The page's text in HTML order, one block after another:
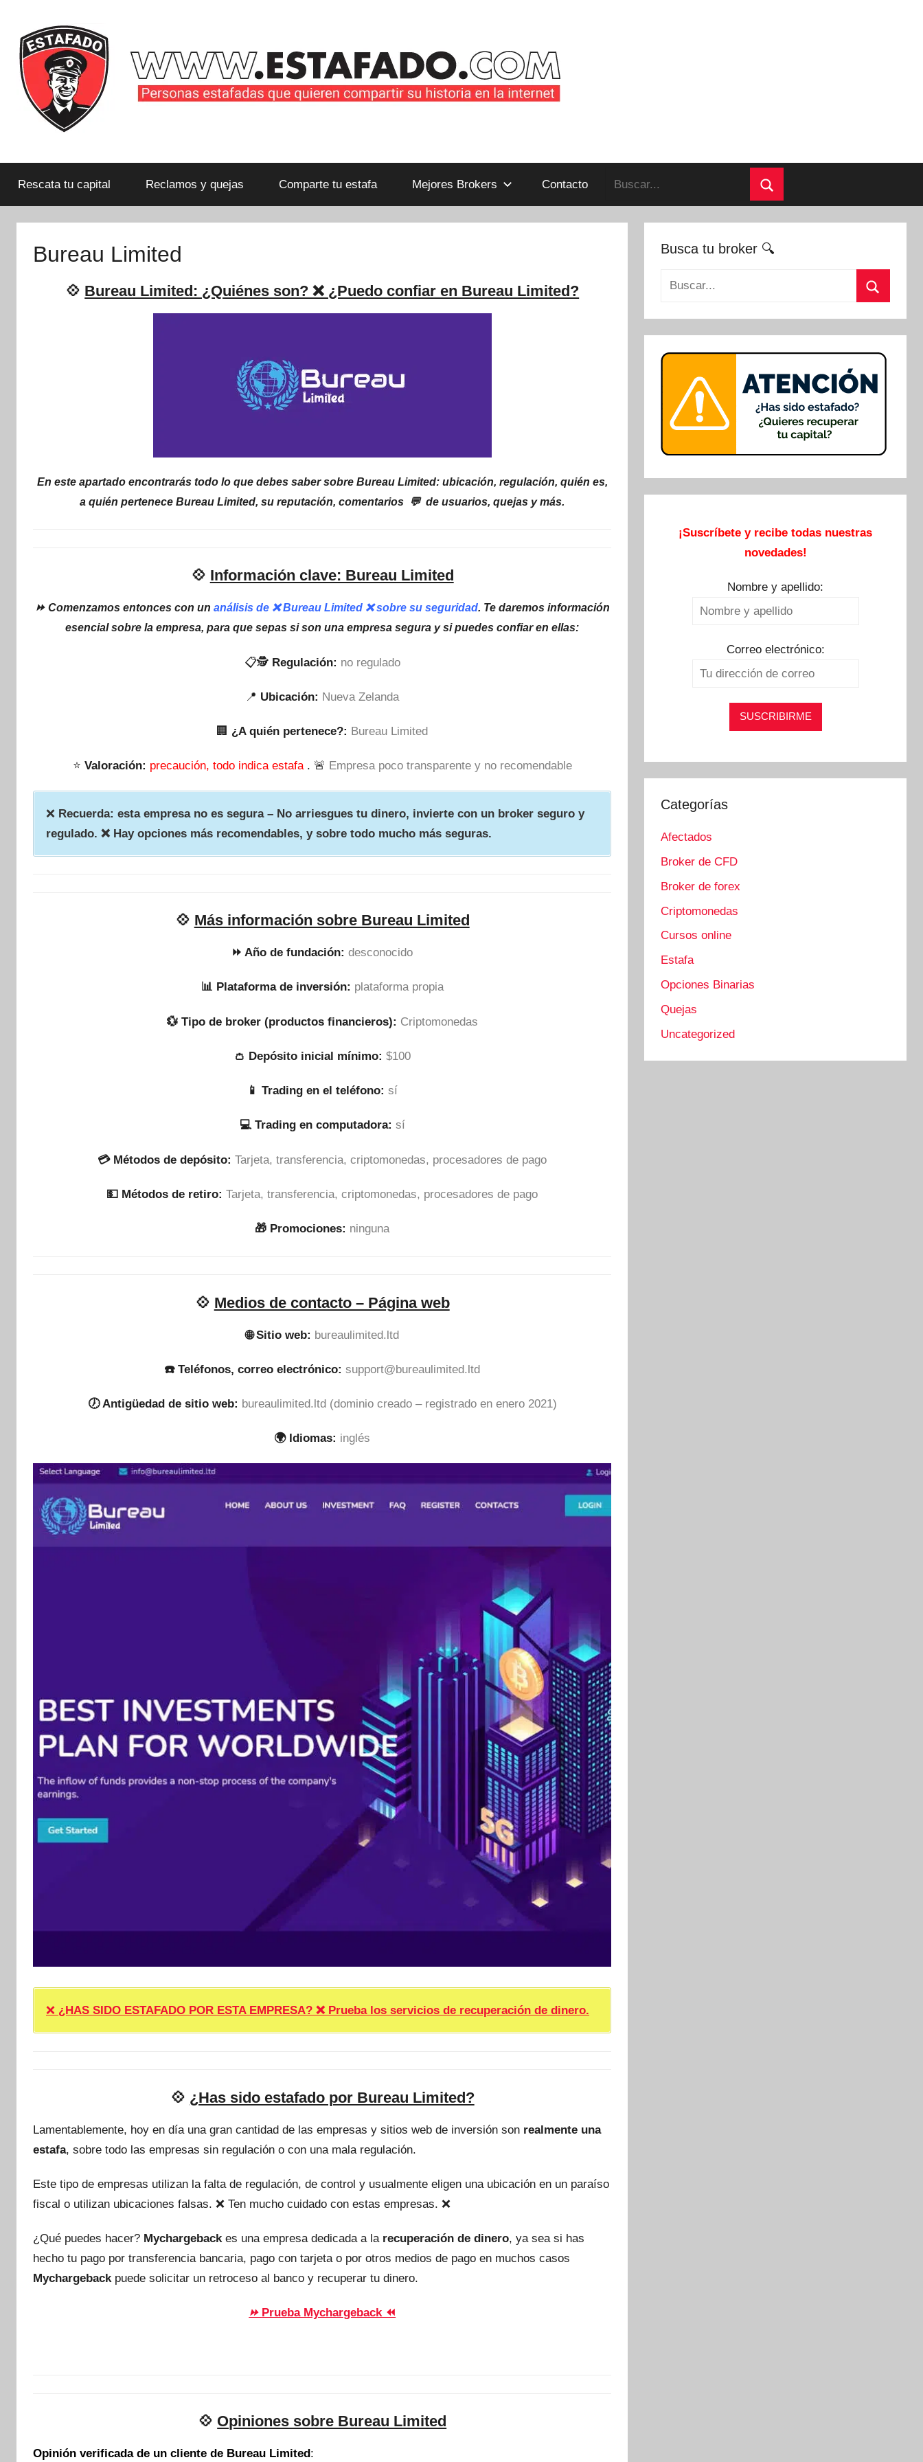
contenido
estafadas
que
historia
Rescata tu capital Reclamos y quejas Comparte tu estafa Mejores Brokers Contacto
Buscar:
Buscar
Bureau Limited
💠 Bureau Limited: ¿Quiénes son? ❌ ¿Puedo confiar en Bureau Limited?
En este apartado encontrarás todo lo que debes saber sobre Bureau Limited: ubicación, regulación, quién es,
a quién pertenece Bureau Limited, su reputación, comentarios 💬 de usuarios, quejas y más.
💠 Información clave: Bureau Limited
⏩ Comenzamos entonces con un análisis de ❌ Bureau Limited ❌ sobre su seguridad. Te daremos información
esencial sobre la empresa, para que sepas si son una empresa segura y si puedes confiar en ellas:
📋🕵 Regulación: no regulado
📍 Ubicación: Nueva Zelanda
🏢 ¿A quién pertenece?: Bureau Limited
⭐ Valoración: precaución, todo indica estafa . 🚨 Empresa poco transparente y no recomendable
❌ Recuerda: esta empresa no es segura – No arriesgues tu dinero, invierte con un broker seguro y
regulado. ❌ Hay opciones más recomendables, y sobre todo mucho más seguras.
💠 Más información sobre Bureau Limited
⏩ Año de fundación: desconocido
📊 Plataforma de inversión: plataforma propia
💱 Tipo de broker (productos financieros): Criptomonedas
👛 Depósito inicial mínimo: $100
📱 Trading en el teléfono: sí
💻 Trading en computadora: sí
💳 Métodos de depósito: Tarjeta, transferencia, criptomonedas, procesadores de pago
💵​ Métodos de retiro: Tarjeta, transferencia, criptomonedas, procesadores de pago
🎁 Promociones: ninguna
💠 Medios de contacto – Página web
🌐 Sitio web: bureaulimited.ltd
☎️ Teléfonos, correo electrónico: support@bureaulimited.ltd
🕖 Antigüedad de sitio web: bureaulimited.ltd (dominio creado – registrado en enero 2021)
🌍 Idiomas: inglés
❌ ¿HAS SIDO ESTAFADO POR ESTA EMPRESA? ❌ Prueba los servicios de recuperación de dinero.
💠 ¿Has sido estafado por Bureau Limited?
Lamentablemente, hoy en día una gran cantidad de las empresas y sitios web de inversión son realmente una
estafa, sobre todo las empresas sin regulación o con una mala regulación.
Este tipo de empresas utilizan la falta de regulación, de control y usualmente eligen una ubicación en un paraíso
fiscal o utilizan ubicaciones falsas. ❌ Ten mucho cuidado con estas empresas. ❌
¿Qué puedes hacer? Mychargebackes una empresa dedicada a la recuperación de dinero, ya sea si has
hecho tu pago por transferencia bancaria, pago con tarjeta o por otros medios de pago en muchos casos
Mychargebackpuede solicitar un retroceso al banco y recuperar tu dinero.
⏩ Prueba Mychargeback ⏪
💠 Opiniones sobre Bureau Limited
Opinión verificada de un cliente de Bureau Limited:
Busca tu broker 🔍
Buscar:
¡Suscríbete y recibe todas nuestras
novedades!
Nombre y apellido:
Correo electrónico:
Categorías
Afectados
Broker de CFD
Broker de forex
Criptomonedas
Cursos online
Estafa
Opciones Binarias
Quejas
Uncategorized